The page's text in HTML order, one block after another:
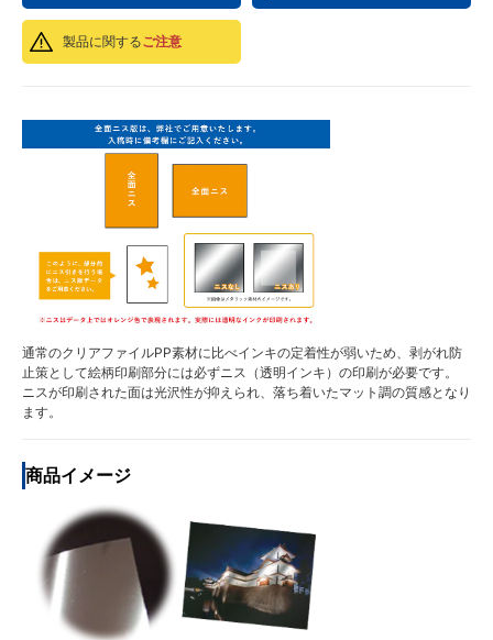
製品に関するご注意
通常のクリアファイルPP素材に比べインキの定着性が弱いため、剥がれ防
止策として絵柄印刷部分には必ずニス（透明インキ）の印刷が必要です。
ニスが印刷された面は光沢性が抑えられ、落ち着いたマット調の質感となり
ます。
商品イメージ